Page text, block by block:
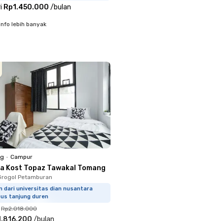
Rp1.450.000 /bulan
lebih banyak
• Campur
Kost Topaz Tawakal Tomang
Petamburan
dari universitas dian nusantara
tanjung duren
Rp2.018.000
/bulan